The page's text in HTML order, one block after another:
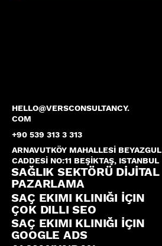
HELLO@VERSCONSULTANCY.
COM
+90 539 313 3 313
ARNAVUTKÖY MAHALLESİ BEYAZGUL
CADDESİ NO:11 BEŞİKTAŞ, ISTANBUL
SAĞLIK SEKTÖRÜ DİJİTAL
PAZARLAMA
SAÇ EKIMI KLINIĞI İÇIN
ÇOK DILLI SEO
SAÇ EKIMI KLINIĞI İÇIN
GOOGLE ADS